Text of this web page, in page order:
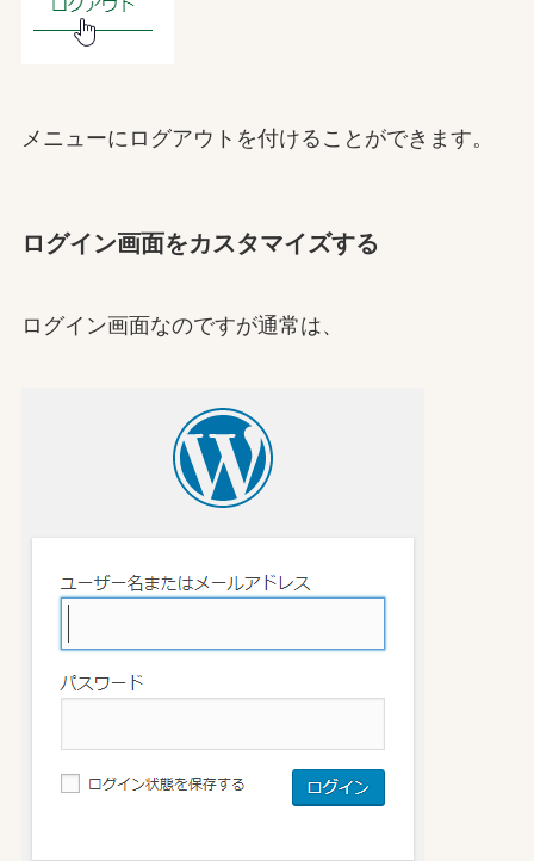
メニューにログアウトを付けることができます。
ログイン画面をカスタマイズする
ログイン画面なのですが通常は、